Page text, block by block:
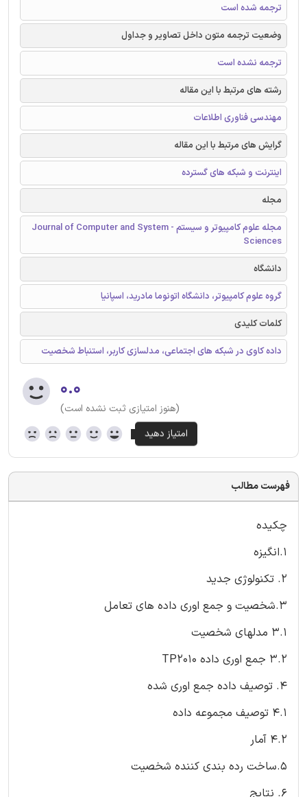
ترجمه شده است
وضعیت ترجمه متون داخل تصاویر و جداول
ترجمه نشده است
رشته های مرتبط با این مقاله
مهندسی فناوری اطلاعات
گرایش های مرتبط با این مقاله
اینترنت و شبکه های گسترده
مجله
مجله علوم کامپیوتر و سیستم - Journal of Computer and System
Sciences
دانشگاه
گروه علوم کامپیوتر، دانشگاه اتونوما مادرید، اسپانیا
کلمات کلیدی
داده کاوی در شبکه های اجتماعی، مدلسازی کاربر، استنباط شخصیت
۰.۰
(هنوز امتیازی ثبت نشده است)
فهرست مطالب
چکیده
1.انگیزه
2. تکنولوژی جدید
3.شخصیت و جمع اوری داده های تعامل
3.1 مدلهای شخصیت
3.2 جمع اوری داده TP2010
4. توصیف داده جمع اوری شده
4.1 توصیف مجموعه داده
4.2 آمار
5.ساخت رده بندی کننده شخصیت
6. نتایج